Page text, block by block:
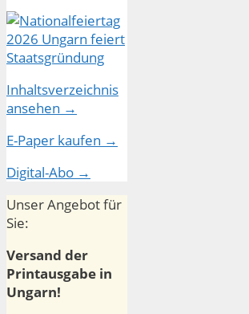
Inhaltsverzeichnis
ansehen →
E-Paper kaufen →
Digital-Abo →
Unser Angebot für
Sie:
Versand der
Printausgabe in
Ungarn!